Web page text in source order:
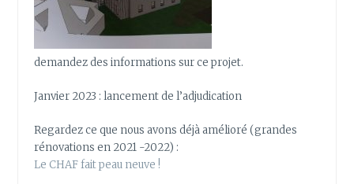
demandez des informations sur ce projet.
Janvier 2023 : lancement de l’adjudication
Regardez ce que nous avons déjà amélioré (grandes
rénovations en 2021 -2022) :
Le CHAF fait peau neuve !